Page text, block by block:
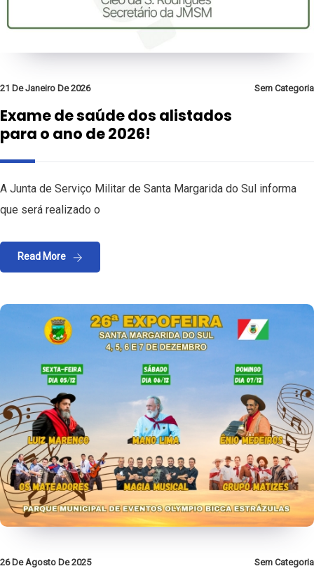
21 De Janeiro De 2026 Sem Categoria
Exame de saúde dos alistados
para o ano de 2026!
A Junta de Serviço Militar de Santa Margarida do Sul informa
que será realizado o
Read More
26 De Agosto De 2025 Sem Categoria